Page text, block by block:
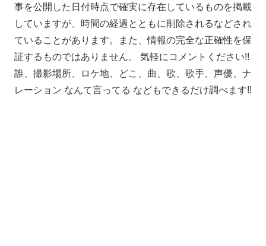
事を公開した日付時点で確実に存在しているものを掲載
していますが、時間の経過とともに削除されるなどされ
ていることがあります。また、情報の完全な正確性を保
証するものではありません。 気軽にコメントください!!
誰、撮影場所、ロケ地、どこ、曲、歌、歌手、声優、ナ
レーション なんて言ってる などもできるだけ調べます!!